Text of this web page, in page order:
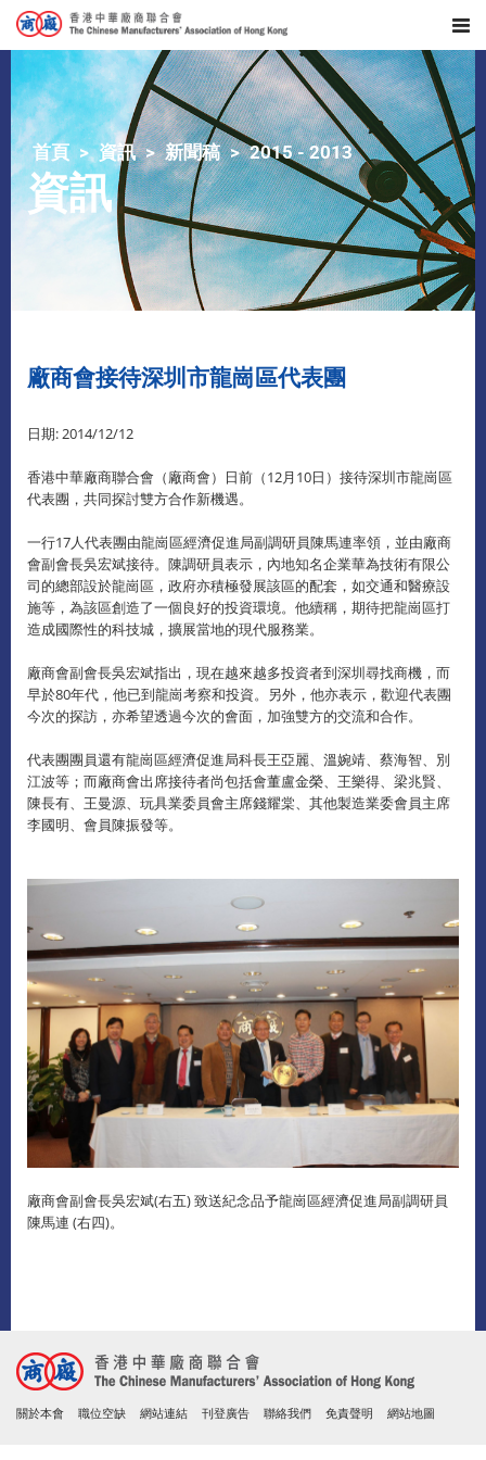
首頁 資訊 新聞稿 2015 - 2013
資訊
廠商會接待深圳市龍崗區代表團
日期: 2014/12/12
香港中華廠商聯合會（廠商會）日前（12月10日）接待深圳市龍崗區
代表團，共同探討雙方合作新機遇。
一行17人代表團由龍崗區經濟促進局副調研員陳馬連率領，並由廠商
會副會長吳宏斌接待。陳調研員表示，內地知名企業華為技術有限公
司的總部設於龍崗區，政府亦積極發展該區的配套，如交通和醫療設
施等，為該區創造了一個良好的投資環境。他續稱，期待把龍崗區打
造成國際性的科技城，擴展當地的現代服務業。
廠商會副會長吳宏斌指出，現在越來越多投資者到深圳尋找商機，而
早於80年代，他已到龍崗考察和投資。另外，他亦表示，歡迎代表團
今次的探訪，亦希望透過今次的會面，加強雙方的交流和合作。
代表團團員還有龍崗區經濟促進局科長王亞麗、溫婉靖、蔡海智、別
江波等；而廠商會出席接待者尚包括會董盧金榮、王樂得、梁兆賢、
陳長有、王曼源、玩具業委員會主席錢耀棠、其他製造業委會員主席
李國明、會員陳振發等。
廠商會副會長吳宏斌(右五) 致送紀念品予龍崗區經濟促進局副調研員
陳馬連 (右四)。
關於本會 職位空缺 網站連結 刊登廣告 聯絡我們 免責聲明 網站地圖